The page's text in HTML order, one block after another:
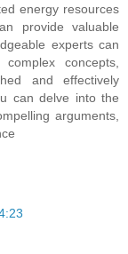
energy resources
provide valuable
experts can
concepts,
and effectively
can delve into the
arguments,